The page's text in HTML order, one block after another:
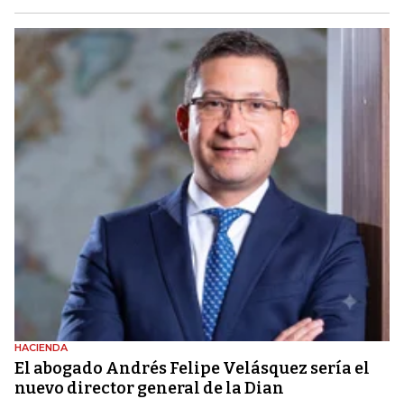
HACIENDA
El abogado Andrés Felipe Velásquez sería el
nuevo director general de la Dian